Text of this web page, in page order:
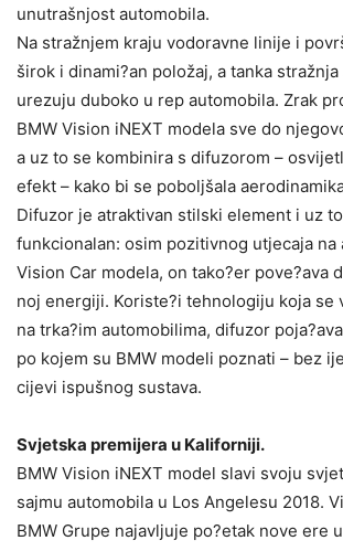
unutrašnjost automobila.
Na stražnjem kraju vodoravne linije i
širok i dinami?an položaj, a tanka
urezuju duboko u rep automobila. Zrak
BMW Vision iNEXT modela sve do
a uz to se kombinira s difuzorom –
efekt – kako bi se poboljšala
Difuzor je atraktivan stilski element i uz
funkcionalan: osim pozitivnog utjecaja na
Vision Car modela, on tako?er pove?ava
noj energiji. Koriste?i tehnologiju koja se
na trka?im automobilima, difuzor
po kojem su BMW modeli poznati – bez
cijevi ispušnog sustava.
Svjetska premijera u Kaliforniji.
BMW Vision iNEXT model slavi svoju
sajmu automobila u Los Angelesu 2018.
BMW Grupe najavljuje po?etak nove ere